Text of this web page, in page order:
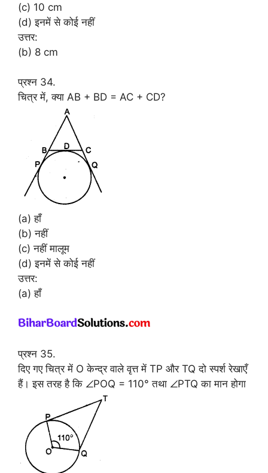
(c) 10 cm
(d) इनमें से कोई नहीं
उत्तर:
(b) 8 cm
प्रश्न 34.
चित्र में, क्या AB + BD = AC + CD?
(a) हाँ
(b) नहीं
(c) नहीं मालूम
(d) इनमें से कोई नहीं
उत्तर:
(a) हाँ
प्रश्न 35.
दिए गए चित्र में O केन्द्र वाले वृत्त में TP और TQ दो स्पर्श रेखाएँ
हैं। इस तरह है कि ∠POQ = 110° तथा ∠PTQ का मान होगा